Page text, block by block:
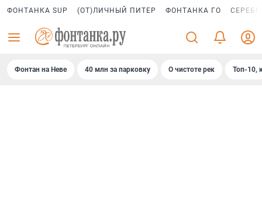
ФОНТАНКА SUP (ОТ)ЛИЧНЫЙ ПИТЕР ФОНТАНКА ГО
Фонтан на Неве 40 млн за парковку О чистоте рек Топ-10,